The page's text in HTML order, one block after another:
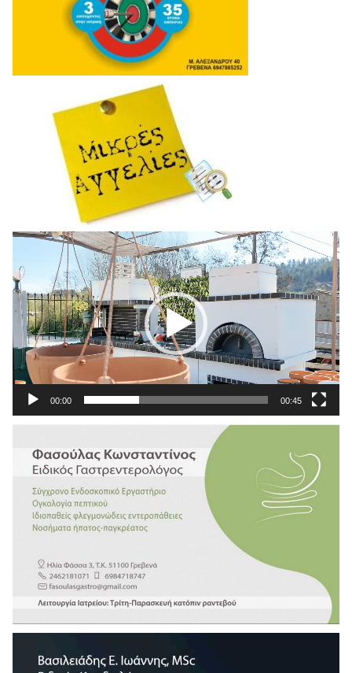
Πρόγραμμα
Αναπαραγωγής
Βίντεο
00:00 00:45